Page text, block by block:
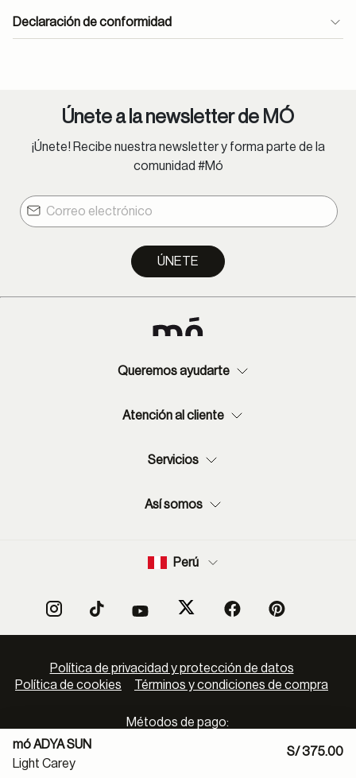
atencioncliente@moperu.com
Lentes oftálmicos:
Lima Metropolitana: 1-9 días hábiles.
Provincia: 2-13 días hábiles.
Declaración de conformidad
mó ADYA SUN
Light Carey
S/ 375.00
Únete a la newsletter de MÓ
¡Únete! Recibe nuestra newsletter y forma parte de la
comunidad #Mó
ÚNETE
Queremos ayudarte
Atención al cliente
Servicios
Así somos
Perú
Política de privacidad y protección de datos
Política de cookies
Términos y condiciones de compra
Métodos de pago: